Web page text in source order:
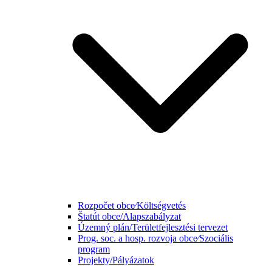
Rozpočet obce⁄Költségvetés
Štatút obce/Alapszabályzat
Územný plán/Területfejlesztési tervezet
Prog. soc. a hosp. rozvoja obce⁄Szociális
program
Projekty/Pályázatok